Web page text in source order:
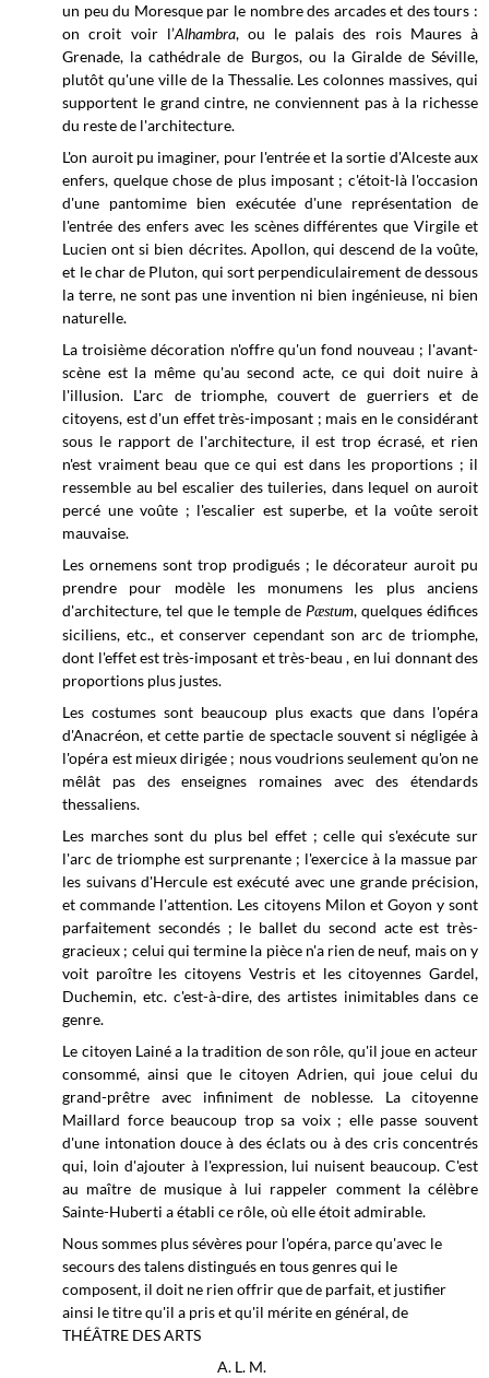
un peu du Moresque par le nombre des arcades et des tours :
on croit voir l’Alhambra, ou le palais des rois Maures à
Grenade, la cathédrale de Burgos, ou la Giralde de Séville,
plutôt qu'une ville de la Thessalie. Les colonnes massives, qui
supportent le grand cintre, ne conviennent pas à la richesse
du reste de l'architecture.
L'on auroit pu imaginer, pour l'entrée et la sortie d'Alceste aux
enfers, quelque chose de plus imposant ; c'étoit-là l'occasion
d'une pantomime bien exécutée d'une représentation de
l'entrée des enfers avec les scènes différentes que Virgile et
Lucien ont si bien décrites. Apollon, qui descend de la voûte,
et le char de Pluton, qui sort perpendiculairement de dessous
la terre, ne sont pas une invention ni bien ingénieuse, ni bien
naturelle.
La troisième décoration n'offre qu'un fond nouveau ; l'avant-
scène est la même qu'au second acte, ce qui doit nuire à
l'illusion. L'arc de triomphe, couvert de guerriers et de
citoyens, est d'un effet très-imposant ; mais en le considérant
sous le rapport de l'architecture, il est trop écrasé, et rien
n'est vraiment beau que ce qui est dans les proportions ; il
ressemble au bel escalier des tuileries, dans lequel on auroit
percé une voûte ; l'escalier est superbe, et la voûte seroit
mauvaise.
Les ornemens sont trop prodigués ; le décorateur auroit pu
prendre pour modèle les monumens les plus anciens
d'architecture, tel que le temple de Pæstum, quelques édifices
siciliens, etc., et conserver cependant son arc de triomphe,
dont l'effet est très-imposant et très-beau , en lui donnant des
proportions plus justes.
Les costumes sont beaucoup plus exacts que dans l'opéra
d'Anacréon, et cette partie de spectacle souvent si négligée à
l'opéra est mieux dirigée ; nous voudrions seulement qu'on ne
mêlât pas des enseignes romaines avec des étendards
thessaliens.
Les marches sont du plus bel effet ; celle qui s'exécute sur
l'arc de triomphe est surprenante ; l'exercice à la massue par
les suivans d'Hercule est exécuté avec une grande précision,
et commande l'attention. Les citoyens Milon et Goyon y sont
parfaitement secondés ; le ballet du second acte est très-
gracieux ; celui qui termine la pièce n'a rien de neuf, mais on y
voit paroître les citoyens Vestris et les citoyennes Gardel,
Duchemin, etc. c'est-à-dire, des artistes inimitables dans ce
genre.
Le citoyen Lainé a la tradition de son rôle, qu'il joue en acteur
consommé, ainsi que le citoyen Adrien, qui joue celui du
grand-prêtre avec infiniment de noblesse. La citoyenne
Maillard force beaucoup trop sa voix ; elle passe souvent
d'une intonation douce à des éclats ou à des cris concentrés
qui, loin d'ajouter à l'expression, lui nuisent beaucoup. C'est
au maître de musique à lui rappeler comment la célèbre
Sainte-Huberti a établi ce rôle, où elle étoit admirable.
Nous sommes plus sévères pour l'opéra, parce qu'avec le
secours des talens distingués en tous genres qui le
composent, il doit ne rien offrir que de parfait, et justifier
ainsi le titre qu'il a pris et qu'il mérite en général, de
THÉÂTRE DES ARTS
A. L. M.